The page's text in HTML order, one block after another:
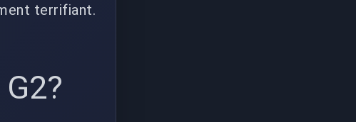
terrifiant.